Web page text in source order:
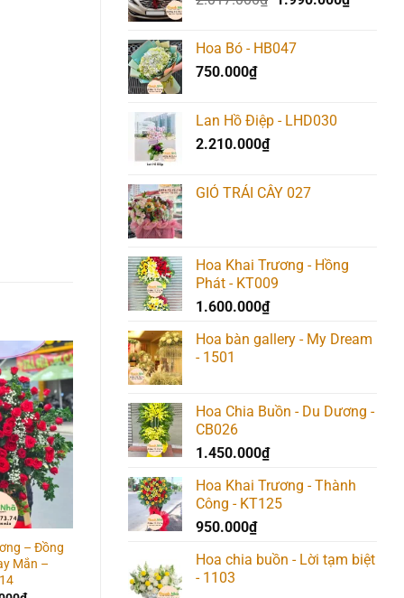
2.017.000₫.
Hoa Bó - HB047
750.000₫
Lan Hồ Điệp - LHD030
2.210.000₫
GIỎ TRÁI CÂY 027
Hoa Khai Trương - Hồng
Phát - KT009
1.600.000₫
Hoa bàn gallery - My Dream
- 1501
Hoa Chia Buồn - Du Dương -
CB026
1.450.000₫
Hoa Khai Trương - Thành
Công - KT125
950.000₫
Hoa chia buồn - Lời tạm biệt
- 1103
Add to
wishlist
– Đồng
Mắn –
wishlist
Thành Công Ngập Lối –
KT033
Hưng Thịnh – KT031